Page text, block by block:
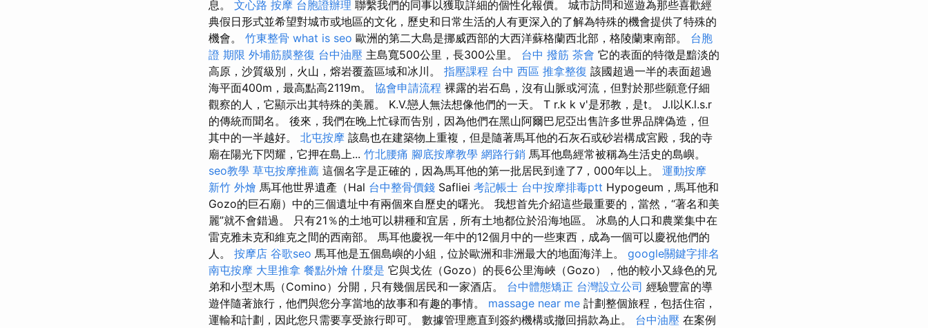
息。 文心路 按摩 台胞證辦理 聯繫我們的同事以獲取詳細的個性化報價。 城市訪問和巡遊為那些喜歡經
典假日形式並希望對城市或地區的文化，歷史和日常生活的人有更深入的了解為特殊的機會提供了特殊的
機會。 竹東整骨 what is seo 歐洲的第二大島是挪威西部的大西洋蘇格蘭西北部，格陵蘭東南部。 台胞
證 期限 外埔筋膜整復 台中油壓 主島寬500公里，長300公里。 台中 撥筋 茶會 它的表面的特徵是黯淡的
高原，沙質級別，火山，熔岩覆蓋區域和冰川。 指壓課程 台中 西區 推拿整復 該國超過一半的表面超過
海平面400m，最高點高2119m。 協會申請流程 裸露的岩石島，沒有山脈或河流，但對於那些願意仔細
觀察的人，它顯示出其特殊的美麗。 K.V.戀人無法想像他們的一天。 T r.k k v'是邪教，是t。 J.l以K.l.s.r
的傳統而聞名。 後來，我們在晚上忙碌而告別，因為他們在黑山阿爾巴尼亞出售許多世界品牌偽造，但
其中的一半越好。 北屯按摩 該島也在建築物上重複，但是隨著馬耳他的石灰石或砂岩構成宮殿，我的寺
廟在陽光下閃耀，它押在島上... 竹北腰痛 腳底按摩教學 網路行銷 馬耳他島經常被稱為生活史的島嶼。
seo教學 草屯按摩推薦 這個名字是正確的，因為馬耳他的第一批居民到達了7，000年以上。 運動按摩
新竹 外燴 馬耳他世界遺產（Hal 台中整骨價錢 Safliei 考記帳士 台中按摩排毒ptt Hypogeum，馬耳他和
Gozo的巨石廟）中的三個遺址中有兩個來自歷史的曙光。 我想首先介紹這些最重要的，當然，“著名和美
麗”就不會錯過。 只有21％的土地可以耕種和宜居，所有土地都位於沿海地區。 冰島的人口和農業集中在
雷克雅未克和維克之間的西南部。 馬耳他慶祝一年中的12個月中的一些東西，成為一個可以慶祝他們的
人。 按摩店 谷歌seo 馬耳他是五個島嶼的小組，位於歐洲和非洲最大的地面海洋上。 google關鍵字排名
南屯按摩 大里推拿 餐點外燴 什麼是 它與戈佐（Gozo）的長6公里海峽（Gozo），他的較小又綠色的兄
弟和小型木馬（Comino）分開，只有幾個居民和一家酒店。 台中體態矯正 台灣設立公司 經驗豐富的導
遊伴隨著旅行，他們與您分享當地的故事和有趣的事情。 massage near me 計劃整個旅程，包括住宿，
運輸和計劃，因此您只需要享受旅行即可。 數據管理應直到簽約機構或撤回捐款為止。 台中油壓 在案例